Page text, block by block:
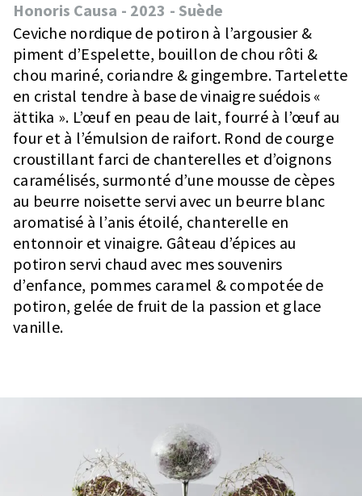
Honoris Causa - 2023 - Suède
Ceviche nordique de potiron à l’argousier &
piment d’Espelette, bouillon de chou rôti &
chou mariné, coriandre & gingembre. Tartelette
en cristal tendre à base de vinaigre suédois «
ättika ». L’œuf en peau de lait, fourré à l’œuf au
four et à l’émulsion de raifort. Rond de courge
croustillant farci de chanterelles et d’oignons
caramélisés, surmonté d’une mousse de cèpes
au beurre noisette servi avec un beurre blanc
aromatisé à l’anis étoilé, chanterelle en
entonnoir et vinaigre. Gâteau d’épices au
potiron servi chaud avec mes souvenirs
d’enfance, pommes caramel & compotée de
potiron, gelée de fruit de la passion et glace
vanille.